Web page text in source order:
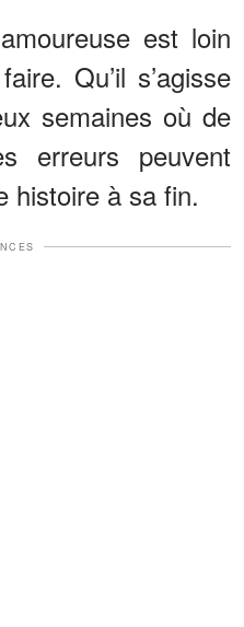
est loin
Qu’il s’agisse
semaines où de
erreurs peuvent
histoire à sa fin.